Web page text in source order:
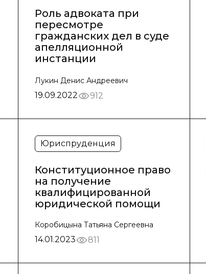
Роль адвоката при
пересмотре
гражданских дел в суде
апелляционной
инстанции
Лукин Денис Андреевич
19.09.2022 912
Юриспруденция
Конституционное право
на получение
квалифицированной
юридической помощи
Коробицына Татьяна Сергеевна
14.01.2023 811